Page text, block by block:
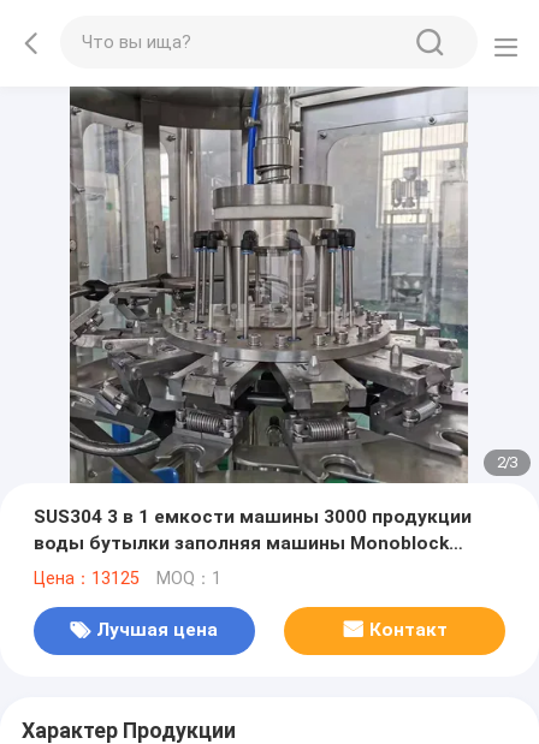
2/3
SUS304 3 в 1 емкости машины 3000 продукции
воды бутылки заполняя машины Monoblock
жидкостной
Цена：13125 MOQ：1
Лучшая цена Контакт
Характер Продукции